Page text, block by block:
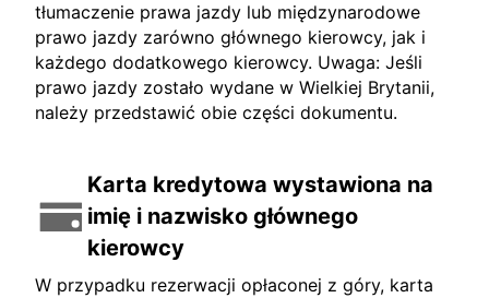
tłumaczenie prawa jazdy lub międzynarodowe
prawo jazdy zarówno głównego kierowcy, jak i
każdego dodatkowego kierowcy. Uwaga: Jeśli
prawo jazdy zostało wydane w Wielkiej Brytanii,
należy przedstawić obie części dokumentu.
Karta kredytowa wystawiona na
imię i nazwisko głównego
kierowcy
W przypadku rezerwacji opłaconej z góry, karta